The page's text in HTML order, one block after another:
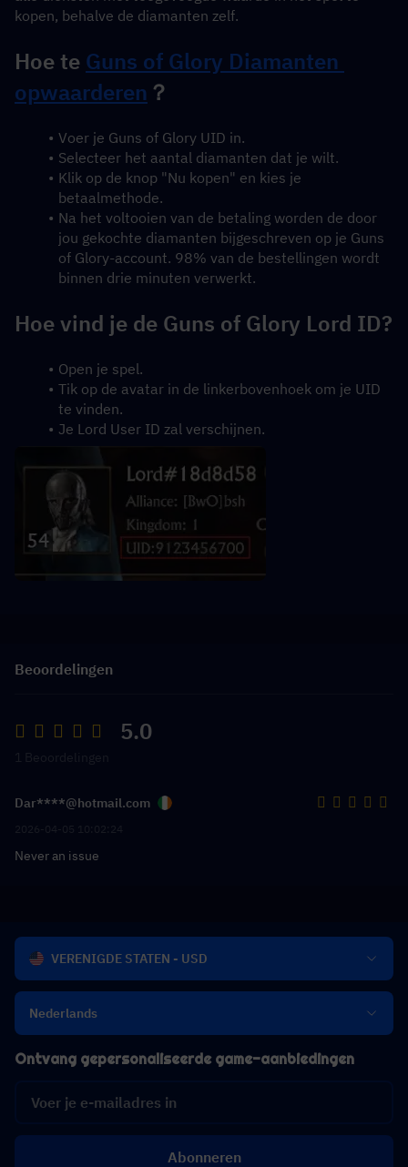
kopen, behalve de diamanten zelf.
Hoe te Guns of Glory Diamanten
opwaarderen ？
Voer je Guns of Glory UID in.
Selecteer het aantal diamanten dat je wilt.
Klik op de knop "Nu kopen" en kies je
betaalmethode.
Na het voltooien van de betaling worden de door
jou gekochte diamanten bijgeschreven op je Guns
of Glory-account. 98% van de bestellingen wordt
binnen drie minuten verwerkt.
Hoe vind je de Guns of Glory Lord ID?
Open je spel.
Tik op de avatar in de linkerbovenhoek om je UID
te vinden.
Je Lord User ID zal verschijnen.
Beoordelingen
5.0
Dar****@hotmail.com
Never an issue
VERENIGDE STATEN - USD
Nederlands
Ontvang gepersonaliseerde game-aanbiedingen
Abonneren